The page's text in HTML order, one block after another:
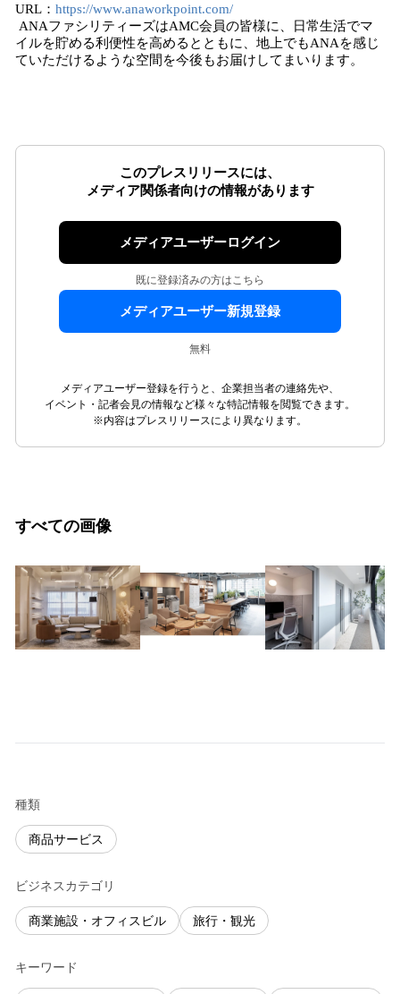
URL： https://www.anaworkpoint.com/
ANAファシリティーズはAMC会員の皆様に、日常生活でマ
イルを貯める利便性を高めるとともに、地上でもANAを感じ
ていただけるような空間を今後もお届けしてまいります。
このプレスリリースには、
メディア関係者向けの情報があります
メディアユーザーログイン
既に登録済みの方はこちら
メディアユーザー新規登録
無料
メディアユーザー登録を行うと、企業担当者の連絡先や、
イベント・記者会見の情報など様々な特記情報を閲覧できます。
※内容はプレスリリースにより異なります。
すべての画像
種類
商品サービス
ビジネスカテゴリ
商業施設・オフィスビル 旅行・観光
キーワード